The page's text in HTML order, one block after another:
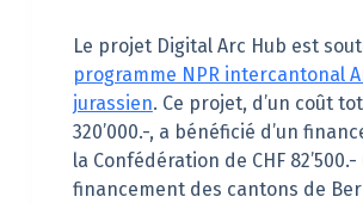
Le projet Digital Arc Hub est
programme NPR intercantonal
jurassien. Ce projet, d’un coût
320’000.-, a bénéficié d’un
la Confédération de CHF 82’500.-
financement des cantons de